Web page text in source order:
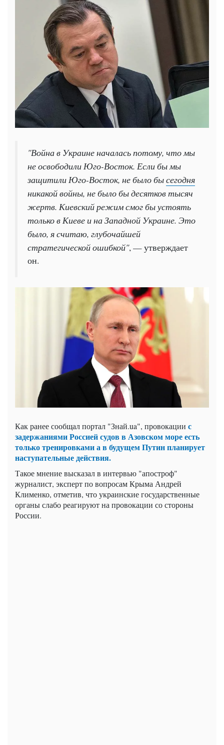
"Война в Украине началась потому, что мы
не освободили Юго-Восток. Если бы мы
защитили Юго-Восток, не было бысегодня
никакой войны, не было бы десятков тысяч
жертв. Киевский режим смог бы устоять
только в Киеве и на Западной Украине. Это
было, я считаю, глубочайшей
стратегической ошибкой", — утверждает
он.
Как ранее сообщал портал "Знай.ua", провокации с
задержаниями Россией судов в Азовском море есть
только тренировками а в будущем Путин планирует
наступательные действия.
Такое мнение высказал в интервью "апостроф"
журналист, эксперт по вопросам Крыма Андрей
Клименко, отметив, что украинские государственные
органы слабо реагируют на провокации со стороны
России.